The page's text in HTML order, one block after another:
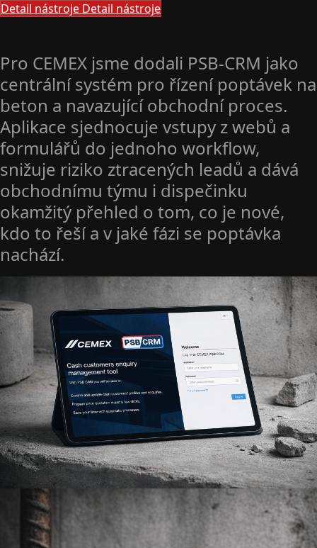
Detail nástroje Detail nástroje
Pro CEMEX jsme dodali PSB-CRM jako
centrální systém pro řízení poptávek na
beton a navazující obchodní proces.
Aplikace sjednocuje vstupy z webů a
formulářů do jednoho workflow,
snižuje riziko ztracených leadů a dává
obchodnímu týmu i dispečinku
okamžitý přehled o tom, co je nové,
kdo to řeší a v jaké fázi se poptávka
nachází.